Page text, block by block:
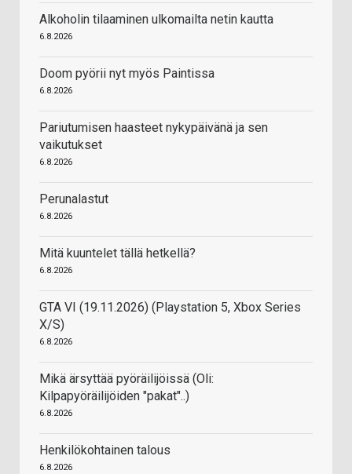
Alkoholin tilaaminen ulkomailta netin kautta
6.8.2026
Doom pyörii nyt myös Paintissa
6.8.2026
Pariutumisen haasteet nykypäivänä ja sen
vaikutukset
6.8.2026
Perunalastut
6.8.2026
Mitä kuuntelet tällä hetkellä?
6.8.2026
GTA VI (19.11.2026) (Playstation 5, Xbox Series
X/S)
6.8.2026
Mikä ärsyttää pyöräilijöissä (Oli:
Kilpapyöräilijöiden "pakat"..)
6.8.2026
Henkilökohtainen talous
6.8.2026